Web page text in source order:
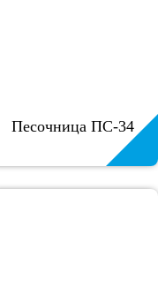
Песочница ПС-34